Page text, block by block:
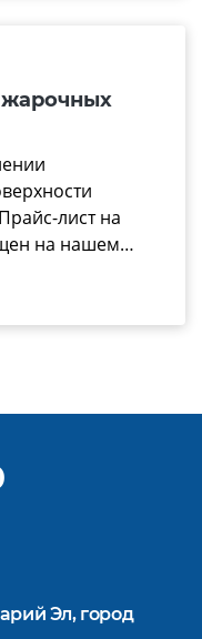
где все
В
модули для
[…]
лист на
на нашем
в
Эл, город